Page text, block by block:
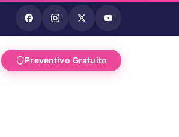
Preventivo Gratuito